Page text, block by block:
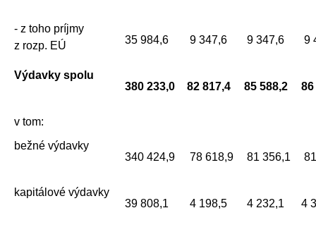
- z toho príjmy
z rozp. EÚ
35 984,6 9 347,6 9 347,6 9
Výdavky spolu
380 233,0
82 817,4 85 588,2 86
v tom:
bežné výdavky
340 424,9
78 618,9 81 356,1
kapitálové výdavky
39 808,1
4 198,5 4 232,1 4